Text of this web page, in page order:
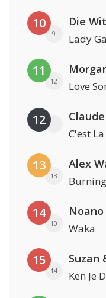
10
9
Die
Lady
11
12 Love
12 Claude
C'est
13
13
Alex
14
10 Waka
15
14
Suzan
Ken Je